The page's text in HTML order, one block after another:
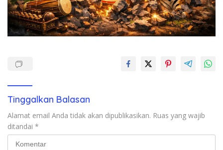
Tinggalkan Balasan
Alamat email Anda tidak akan dipublikasikan. Ruas yang wajib
ditandai *